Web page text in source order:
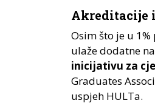
Akreditacije
Osim što je u
ulaže dodatne
inicijativu za
Graduates
uspjeh HULTa.